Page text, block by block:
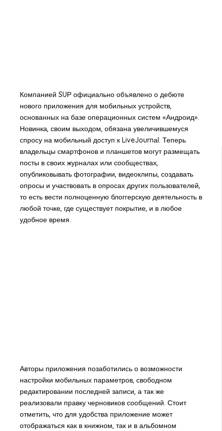
Компанией SUР официально объявлено о дебюте
нового приложения для мобильных устройств,
основанных на базе операционных систем «Андроид».
Новинка, своим выходом, обязана увеличившемуся
спросу на мобильный доступ к LiveJournаl. Теперь
владельцы смартфонов и планшетов могут размещать
посты в своих журналах или сообществах,
опубликовывать фотографии, видеоклипы, создавать
опросы и участвовать в опросах других пользователей,
то есть вести полноценную блоггерскую деятельность в
любой точке, где существует покрытие, и в любое
удобное время.
Авторы приложения позаботились о возможности
настройки мобильных параметров, свободном
редактировании последней записи, а так же
реализовали правку черновиков сообщений. Стоит
отметить, что для удобства приложение может
отображаться как в книжном, так и в альбомном